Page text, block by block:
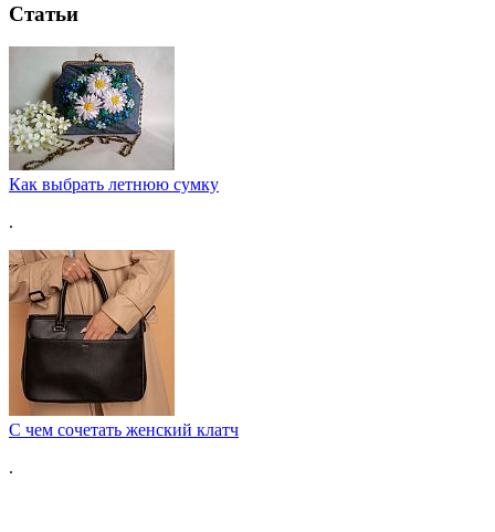
Статьи
Как выбрать летнюю сумку
.
С чем сочетать женский клатч
.